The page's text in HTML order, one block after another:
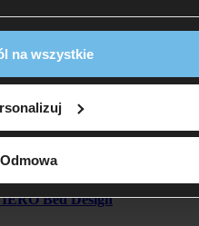
na wszystkie
Odmowa
Bed Design